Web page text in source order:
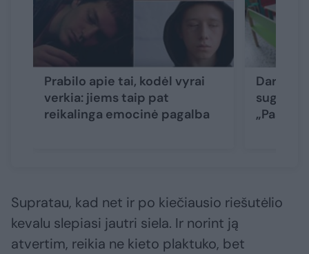
Prabilo apie tai, kodėl vyrai
verkia: jiems taip pat
reikalinga emocinė pagalba
Supratau, kad net ir po kiečiausio riešutėlio
kevalu slepiasi jautri siela. Ir norint ją
atvertim, reikia ne kieto plaktuko, bet